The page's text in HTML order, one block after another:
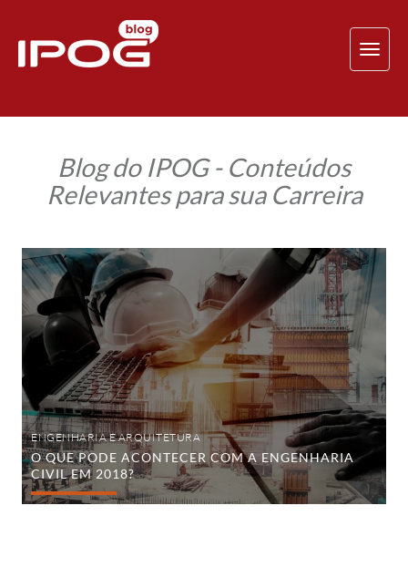
Blog do IPOG - Conteúdos
Relevantes para sua Carreira
O
que
pode
acontecer
com
a
engenharia
civil
2018?
ENGENHARIA E ARQUITETURA
O QUE PODE ACONTECER COM A ENGENHARIA
CIVIL EM 2018?